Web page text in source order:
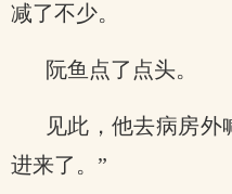
减了不少。
阮鱼点了点头。
见此，他去病房外
进来了。”